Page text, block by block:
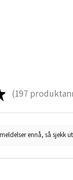
197
197
ennå, så sjekk